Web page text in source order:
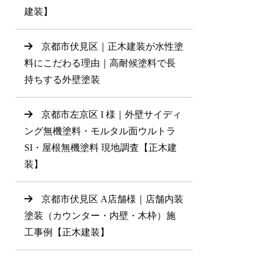
建装】
京都市伏見区｜正木建装が水性塗
料にこだわる理由｜高耐候塗料で長
持ちする外壁塗装
京都市左京区 I 様｜外壁サイディ
ング無機塗料・モルタル面ウルトラ
SI・屋根無機塗料 現地調査【正木建
装】
京都市伏見区 A店舗様｜店舗内装
塗装（カウンター・内壁・木枠）施
工事例【正木建装】